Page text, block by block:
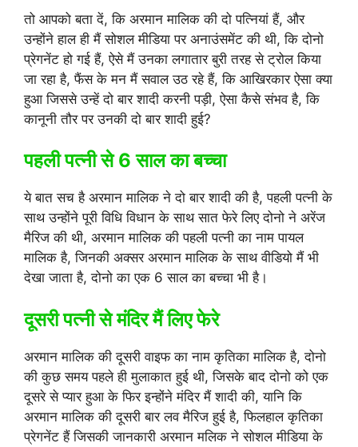
तो आपको बता दें, कि अरमान मालिक की दो पत्नियां हैं, और
उन्होंने हाल ही मैं सोशल मीडिया पर अनाउंसमेंट की थी, कि दोनो
प्रेगनेंट हो गई हैं, ऐसे मैं उनका लगातार बुरी तरह से ट्रोल किया
जा रहा है, फैंस के मन मैं सवाल उठ रहे हैं, कि आखिरकार ऐसा क्या
हुआ जिससे उन्हें दो बार शादी करनी पड़ी, ऐसा कैसे संभव है, कि
कानूनी तौर पर उनकी दो बार शादी हुई?
पहली पत्नी से 6 साल का बच्चा
ये बात सच है अरमान मालिक ने दो बार शादी की है, पहली पत्नी के
साथ उन्होंने पूरी विधि विधान के साथ सात फेरे लिए दोनो ने अरेंज
मैरिज की थी, अरमान मालिक की पहली पत्नी का नाम पायल
मालिक है, जिनकी अक्सर अरमान मालिक के साथ वीडियो मैं भी
देखा जाता है, दोनो का एक 6 साल का बच्चा भी है।
दूसरी पत्नी से मंदिर मैं लिए फेरे
अरमान मालिक की दूसरी वाइफ का नाम कृतिका मालिक है, दोनो
की कुछ समय पहले ही मुलाकात हुई थी, जिसके बाद दोनो को एक
दूसरे से प्यार हुआ के फिर इन्होंने मंदिर मैं शादी की, यानि कि
अरमान मालिक की दूसरी बार लव मैरिज हुई है, फिलहाल कृतिका
प्रेगनेंट हैं जिसकी जानकारी अरमान मलिक ने सोशल मीडिया के